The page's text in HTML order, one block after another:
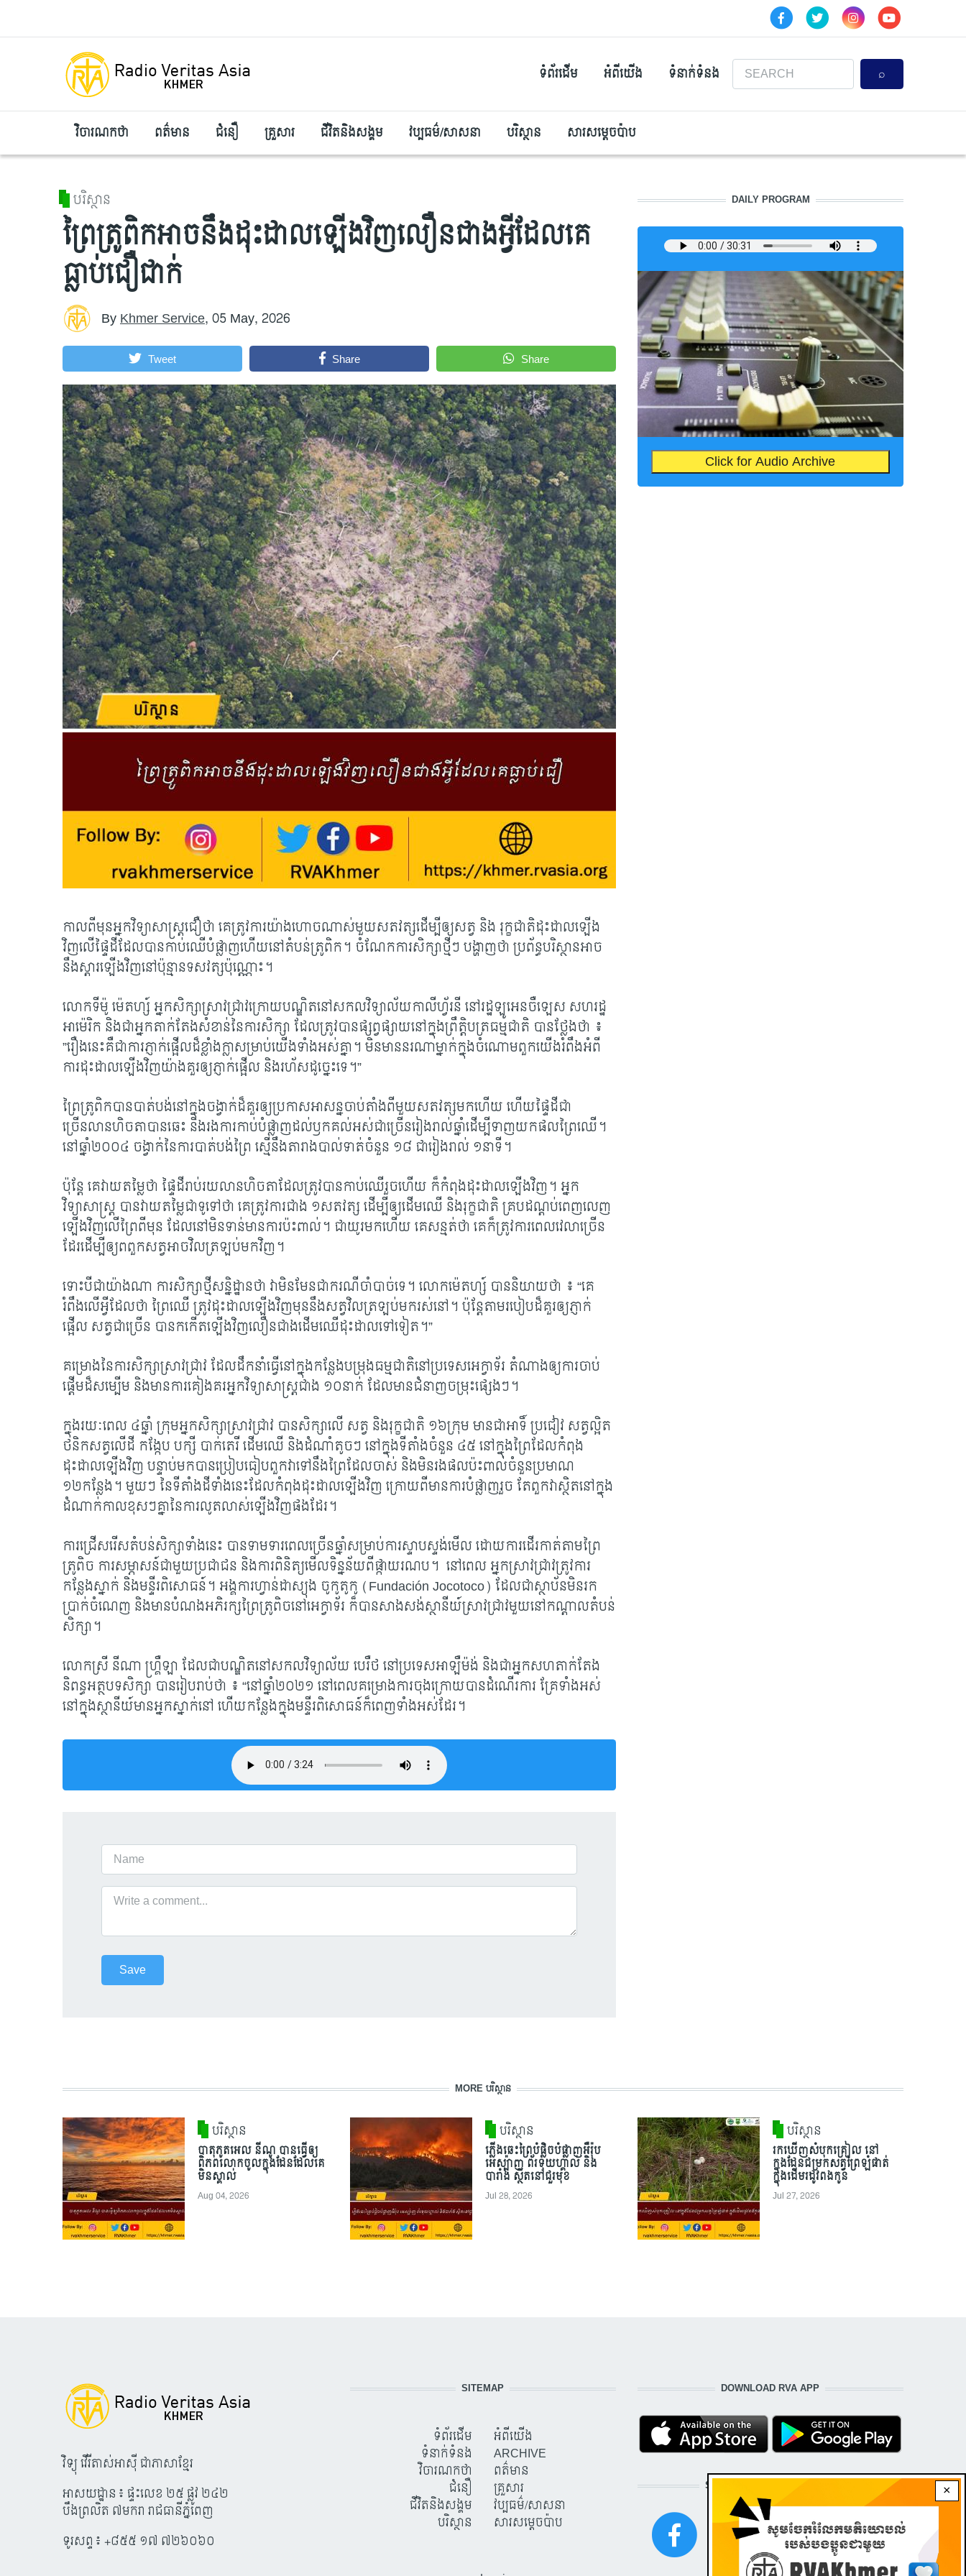
ទំព័រដើម អំពីយើង ទំនាក់ទំនង Search
វិចារណកថា ពត៌មាន ជំនឿ គ្រួសារ ជីវិតនិងសង្គម វប្បធម៌/សាសនា បរិស្ថាន សារសម្តេចប៉ាប
បរិស្ថាន
ព្រៃត្រូពិកអាចនឹងដុះដាលឡើងវិញលឿនជាងអ្វីដែលគេ
ធ្លាប់ជឿជាក់
ByKhmer Service,05 May, 2026
Tweet Share Share
កាលពីមុនអ្នកវិទ្យាសាស្រ្តជឿថា គេត្រូវការយ៉ាងហោចណាស់មួយសតវត្សដើម្បីឲ្យសត្វ និង រុក្ខជាតិដុះដាលឡើង
វិញលើផ្ទៃដីដែលបានកាប់ឈើបំផ្លាញហើយនៅតំបន់ត្រូពិក។ ចំណែក​ការសិក្សាថ្មីៗ បង្ហាញថា ប្រព័ន្ធបរិស្ថានអាច
នឹងស្តារឡើងវិញ​នៅប៉ុន្មានទសវត្សប៉ុណ្ណោះ។
លោកទីម៉ូ ម៉េតហ្ស៍ អ្នកសិក្សាស្រាវជ្រាវក្រោយបណ្ឌិតនៅសកលវិទ្យាល័យកាលីហ្វ័រនី នៅ​រដ្ឋ​ឡូអេនចឺឡេស សហរដ្ឋ
អាម៉េរិក និងជាអ្នកតាក់តែងសំខាន់នៃការសិក្សា ដែលត្រូវបាន​ផ្សព្វផ្សាយ​នៅក្នុងព្រឹត្តិបត្រធម្មជាតិ បានថ្លែងថា ៖
”រឿងនេះគឺជាការភ្ញាក់ផ្អើល​ដ៏ខ្លាំងក្លា​សម្រាប់​យើងទាំងអស់គ្នា។ មិនមាននរណាម្នាក់ក្នុង​ចំណោមពួកយើងរំពឹង​អំពី
ការដុះដាល​ឡើង​វិញយ៉ាងគួរឲ្យភ្ញាក់ផ្អើល និងរហ័សដូច្នេះទេ។”
ព្រៃត្រូពិកបានបាត់បង់នៅក្នុងចង្វាក់ដ៏គួរឲ្យប្រកាសអាសន្នចាប់តាំងពីមួយសតវត្សមកហើយ ហើយផ្ទៃដីជា
ច្រើនលានហិចតាបានឆេះ និងរងការកាប់បំផ្លាញដល់ឫកគល់អស់ជាច្រើន​រៀង​រាល់ឆ្នាំ​ដើម្បី​ទាញ​​យកផលព្រៃឈើ។
នៅឆ្នាំ២០០៤ ចង្វាក់នៃការបាត់បង់ព្រៃ ស្មើនឹងតារាង​បាល់ទាត់ចំនួន ១៨ ជារៀងរាល់ ១នាទី។
ប៉ុន្តែ គេវាយតម្លៃថា ផ្ទៃដីរាប់រយលានហិចតា​ដែលត្រូវបានកាប់ឈើរួចហើយ ក៏កំពុងដុះដាល​ឡើងវិញ។ អ្នក
វិទ្យាសាស្រ្ត បានវាយតម្លៃជាទូទៅថា គេត្រូវការជាង ១សតវត្ស ដើម្បីឲ្យដើម​ឈើ និងរុក្ខជាតិ គ្របដណ្តប់ពេញលេញ
ឡើងវិញលើព្រៃពីមុន ដែលនៅមិនទាន់មានការ​ប៉ះពាល់។ ជាយូរមកហើយ គេសន្មត់ថា គេក៏ត្រូវការពេលវេលាច្រើន
ដែរដើម្បីឲ្យពពួកសត្វ​អាច​វិល​ត្រឡប់​មកវិញ។
ទោះបីជាយ៉ាងណា ការសិក្សាថ្មីសន្និដ្ឋានថា វាមិនមែនជាករណីចាំបាច់ទេ។ លោកម៉េតហ្ស៍ បាននិយាយថា ៖ “គេ
រំពឹងលើអ្វីដែលថា ព្រៃឈើ ត្រូវ​ដុះដាលឡើងវិញមុននឹងសត្វវិល​ត្រឡប់​មក​​រស់​នៅ។ ប៉ុន្តែ​តាមរបៀបដ៏គួរឲ្យភ្ញាក់
ផ្អើល សត្វជាច្រើន បានកកើតឡើងវិញ​លឿន​ជាង​​ដើម​​ឈើដុះ​ដាលទៅទៀត។”
គម្រោងនៃការសិក្សាស្រាវជ្រាវ ដែលដឹកនាំធ្វើនៅក្នុងកន្លែងបម្រុងធម្មជាតិ​នៅប្រទេស​អេក្វាទ័រ តំណាងឲ្យការចាប់
ផ្តើមដ៏សម្បើម​ និងមានការគៀងគរអ្នកវិទ្យាសាស្រ្តជាង ១០នាក់ ដែល​មានជំនាញ​​ចម្រុះផ្សេងៗ។
ក្នុងរយៈពេល ៤ឆ្នាំ ក្រុមអ្នកសិក្សាស្រាវជ្រាវ បានសិក្សាលើ សត្វ និងរុក្ខជាតិ ១៦ក្រុម មាន​ជា​អាទិ៍ ប្រជៀវ សត្វល្អិត
ថនិកសត្វលើដី កង្កែប បក្សី បាក់តេរី ដើមឈើ និងដំណាំតូចៗ នៅក្នុង​ទីតាំង​ចំនួន ៤៥ នៅក្នុងព្រៃដែលកំពុង
ដុះដាលឡើងវិញ បន្ទាប់មកបានប្រៀបធៀប​ពួកវាទៅ​នឹង​ព្រៃដែលចាស់ និងមិនរងផលប៉ះពាល់ចំនួនប្រមាណ
១២កន្លែង។ មួយៗ នៃទីតាំងដី​ទាំងនេះ​ដែលកំពុងដុះដាលឡើងវិញ ក្រោយពីមានការបំផ្លាញរួច តែពួកវាស្ថិតនៅក្នុង​
ដំណាក់​​កាល​ខុសៗគ្នានៃការលូតលាស់ឡើងវិញផងដែរ។
ការជ្រើសរើសតំបន់សិក្សាទាំងនេះ បានទាមទារពេលច្រើនឆ្នាំ​សម្រាប់ការស្ទាបស្ទង់មើល ដោយ​ការដើរកាត់តាមព្រៃ
ត្រូពិច ការសម្ភាសន៍ជាមួយប្រជាជន និងការពិនិត្យមើលទិន្នន័យ​ពីផ្កាយ​រណប។ នៅពេល អ្នកស្រាវជ្រាវត្រូវការ
កន្លែងស្នាក់ និងមន្ទីរពិសោធន៍។ អង្គការ​ហ្វាន់ដាស្យុង ចូកូតូកូ (Fundación Jocotoco) ដែលជាស្ថាប័នមិនរក
ប្រាក់ចំណេញ និងមាន​បំណង​អភិរក្សព្រៃត្រូពិចនៅអេក្វាទ័រ ក៏បានសាងសង់ស្ថានីយ៍ស្រាវជ្រាវមួយ​នៅ​កណ្តាល​តំបន់​
សិក្សា។
លោកស្រី នីណា ហ្គ្រឺឡា ដែលជាបណ្ឌិត​នៅសកលវិទ្យាល័យ បេរឺថ នៅប្រទេសអាឡឺម៉ង់ និង​ជាអ្នកសហតាក់តែង
និពន្ធអត្ថបទសិក្សា បានរៀបរាប់ថា ៖ “នៅឆ្នាំ២០២១ នៅពេល​គម្រោង​ការចុងក្រោយបានដំណើរការគ្រែទាំងអស់
នៅក្នុង​ស្ថានីយ៍​មានអ្នក​ស្នាក់នៅ ហើយ​កន្លែងក្នុងមន្ទីរពិសោធន៍ក៏ពេញទាំងអស់ដែរ។
DAILY PROGRAM
Click for Audio Archive
MORE បរិស្ថាន
បរិស្ថាន
បាតុភូតអេល នីណូ បានធ្វើឲ្យ
ពិភពលោកចូលក្នុងដែនដែលគេ
មិនស្គាល់
Aug 04, 2026
បរិស្ថាន
ភ្លើងឆេះព្រៃបំផ្លិចបំផ្លាញអឺរ៉ុប
អេស្ប៉ាញ ព័រទុយហ្គាល់ និង
បារាំង ស្ថិតនៅជួរមុខ
Jul 28, 2026
បរិស្ថាន
រកឃើញសំបុកគ្រៀល នៅ
ក្នុងដែនជម្រកសត្វព្រៃឡំផាត់
ក្នុងដើមរដូវពងកូន
Jul 27, 2026
×
វិទ្យុ វើរីតាស់អាស៊ី ជាភាសាខ្មែរ
អាសយដ្ឋាន៖ ផ្ទះលេខ ២៥ ផ្លូវ ២៤២
បឹងព្រលិត ៧មករា រាជធានីភ្នំពេញ
ទូរសព្ទ៖ +៨៥៥ ១៧ ៧២៦០៦០
SITEMAP
ទំព័រដើម
ទំនាក់ទំនង
វិចារណកថា
ជំនឿ
ជីវិតនិងសង្គម
បរិស្ថាន
អំពីយើង
ARCHIVE
ពត៌មាន
គ្រួសារ
វប្បធម៌/សាសនា
សារសម្តេចប៉ាប
DOWNLOAD RVA APP
STAY CONNECTED WITH US!